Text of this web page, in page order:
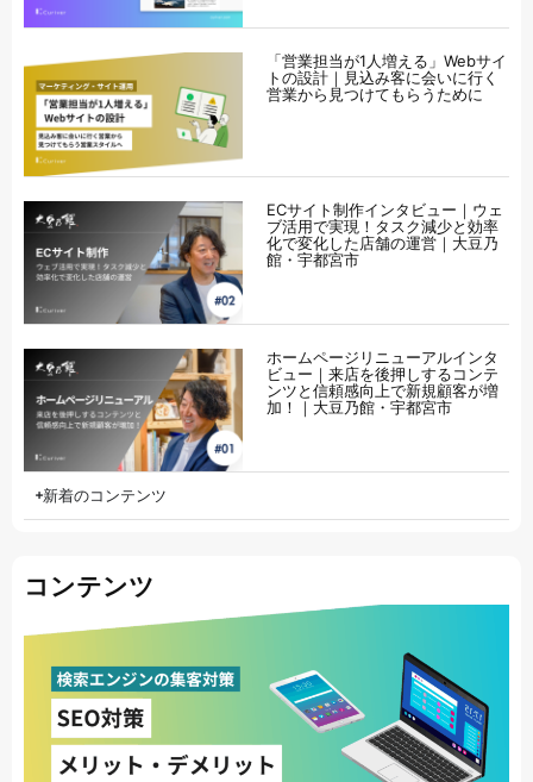
「営業担当が1人増える」Webサイ
トの設計｜見込み客に会いに行く
営業から見つけてもらうために
ECサイト制作インタビュー｜ウェ
ブ活用で実現！タスク減少と効率
化で変化した店舗の運営｜大豆乃
館・宇都宮市
ホームページリニューアルインタ
ビュー｜来店を後押しするコンテ
ンツと信頼感向上で新規顧客が増
加！｜大豆乃館・宇都宮市
新着のコンテンツ
コンテンツ